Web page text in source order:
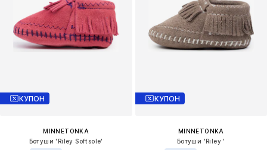
КУПОН
MINNETONKA
Ботуши 'Riley Softsole'
КУПОН
MINNETONKA
Ботуши 'Riley '